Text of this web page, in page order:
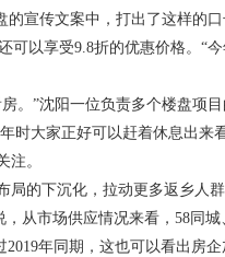
的宣传文案中，打出了这样的
可以享受9.8折的优惠价格。“
。”沈阳一位负责多个楼盘项
时大家正好可以赶着休息出来
注。
局的下沉化，拉动更多返乡人
从市场供应情况来看，58同
年同期，这也可以看出房